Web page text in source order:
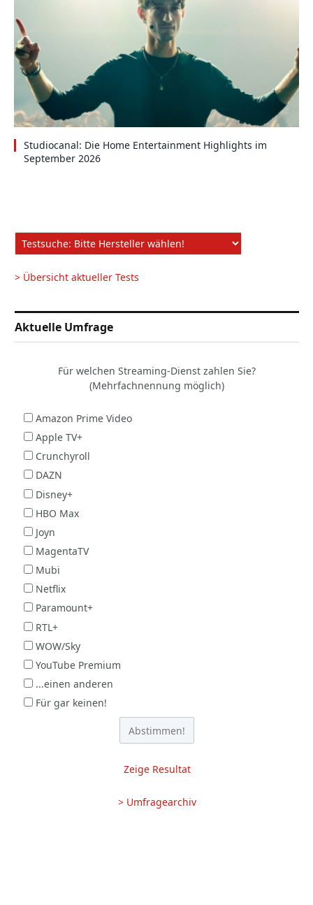
Studiocanal: Die Home Entertainment Highlights im
September 2026
> Übersicht aktueller Tests
Aktuelle Umfrage
Für welchen Streaming-Dienst zahlen Sie?
(Mehrfachnennung möglich)
Amazon Prime Video
Apple TV+
Crunchyroll
DAZN
Disney+
HBO Max
Joyn
MagentaTV
Mubi
Netflix
Paramount+
RTL+
WOW/Sky
YouTube Premium
...einen anderen
Für gar keinen!
Zeige Resultat
> Umfragearchiv